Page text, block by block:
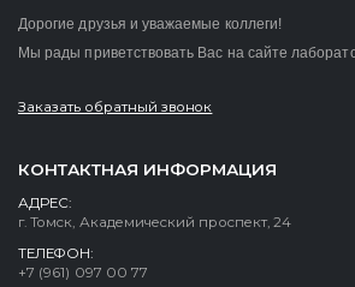
Дорогие друзья и уважаемые коллеги!
Мы рады приветствовать Вас на сайте
Заказать обратный звонок
КОНТАКТНАЯ ИНФОРМАЦИЯ
АДРЕС:
г. Томск, Академический проспект, 24
ТЕЛЕФОН:
+7 (961) 097 00 77